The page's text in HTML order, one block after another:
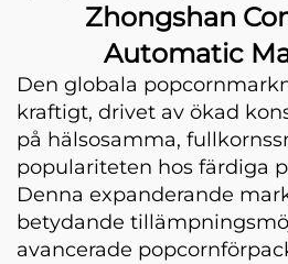
Zhongshan
Automatic
Den globala
kraftigt, drivet av ökad
på hälsosamma,
populariteten hos färdiga
Denna expanderande
betydande
avancerade